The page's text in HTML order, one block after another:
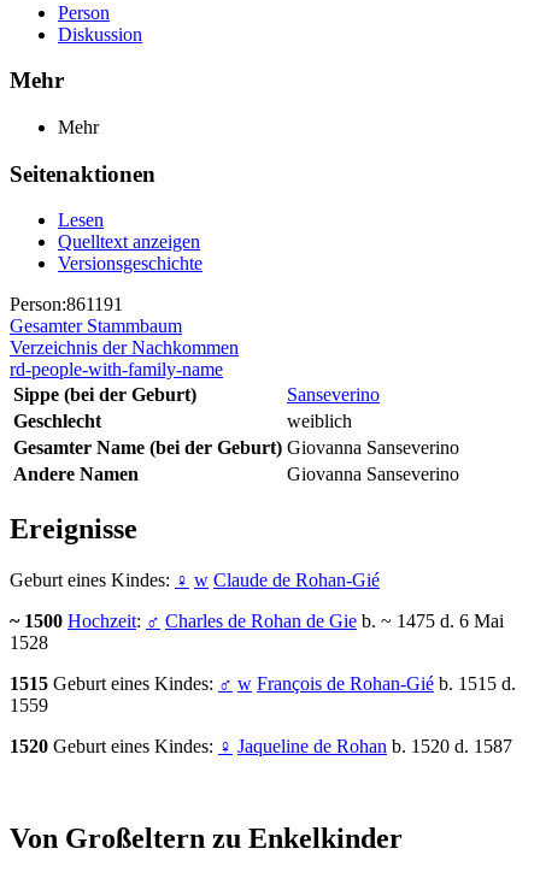
Person
Diskussion
Mehr
Mehr
Seitenaktionen
Lesen
Quelltext anzeigen
Versionsgeschichte
Person:861191
Gesamter Stammbaum
Verzeichnis der Nachkommen
rd-people-with-family-name
Sippe (bei der Geburt)
Sanseverino
Geschlecht
weiblich
Gesamter Name (bei der Geburt) Giovanna Sanseverino
Andere Namen
Giovanna Sanseverino
Ereignisse
Geburt eines Kindes: ♀ w Claude de Rohan-Gié
~ 1500 Hochzeit: ♂ Charles de Rohan de Gie b. ~ 1475 d. 6 Mai
1528
1515 Geburt eines Kindes: ♂ w François de Rohan-Gié b. 1515 d.
1559
1520 Geburt eines Kindes: ♀ Jaqueline de Rohan b. 1520 d. 1587
Von Großeltern zu Enkelkinder